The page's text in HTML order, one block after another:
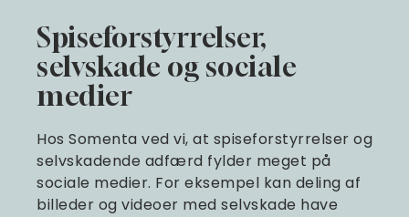
Spiseforstyrrelser,
selvskade og sociale
medier
Hos Somenta ved vi, at spiseforstyrrelser og
selvskadende adfærd fylder meget på
sociale medier. For eksempel kan deling af
billeder og videoer med selvskade have